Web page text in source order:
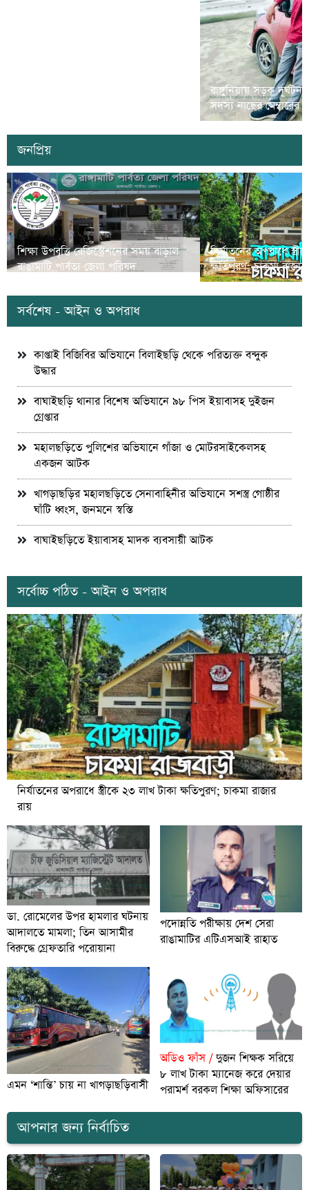
রাঙ্গুনিয়ায় সড়ক
সদস্য নাছের মেম্বারের
জনপ্রিয়
শিক্ষা উপবৃত্তি রেজিস্ট্রেশনের সময় বাড়াল
রাঙামাটি পার্বত্য জেলা পরিষদ
নির্যাতনের অপরাধে
ক্ষতিপুরণ; চাকমা
সর্বশেষ - আইন ও অপরাধ
কাপ্তাই বিজিবির অভিযানে বিলাইছড়ি থেকে পরিত্যক্ত বন্দুক
উদ্ধার
বাঘাইছড়ি থানার বিশেষ অভিযানে ৯৮ পিস ইয়াবাসহ দুইজন
গ্রেপ্তার
মহালছড়িতে পুলিশের অভিযানে গাঁজা ও মোটরসাইকেলসহ
একজন আটক
খাগড়াছড়ির মহালছড়িতে সেনাবাহিনীর অভিযানে সশস্ত্র গোষ্ঠীর
ঘাঁটি ধ্বংস, জনমনে স্বস্তি
বাঘাইছড়িতে ইয়াবাসহ মাদক ব্যবসায়ী আটক
সর্বোচ্চ পঠিত - আইন ও অপরাধ
নির্যাতনের অপরাধে স্ত্রীকে ২৩ লাখ টাকা ক্ষতিপুরণ; চাকমা রাজার
রায়
ডা. রোমেলের উপর হামলার ঘটনায়
আদালতে মামলা; তিন আসামীর
বিরুদ্ধে গ্রেফতারি পরোয়ানা
পদোন্নতি পরীক্ষায় দেশ সেরা
রাঙামাটির এটিএসআই রাহাত
এমন ‘শান্তি’ চায় না খাগড়াছড়িবাসী
অডিও ফাঁস /দুজন শিক্ষক সরিয়ে
৮ লাখ টাকা ম্যানেজ করে দেয়ার
পরামর্শ বরকল শিক্ষা অফিসারের
আপনার জন্য নির্বাচিত